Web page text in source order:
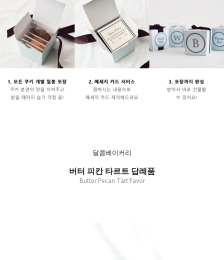
달콤베이커리
버터 피칸 타르트 답례품
Butter Pecan Tart Favor